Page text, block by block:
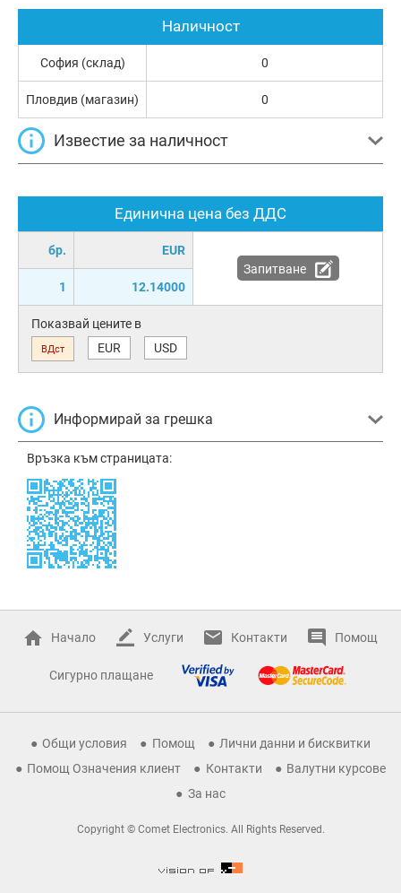
Единична цена без ДДС
бр. EUR
1 12.14000
Запитване
Показвай цените в
ВДст EUR USD
Информирай за грешка
Връзка към страницата:
Наличност
София (склад) 0
Пловдив (магазин) 0
Известие за наличност
Начало Услуги Контакти Помощ
Сигурно плащане
Общи условия Помощ
Лични данни и бисквитки
Помощ Означения клиент
Контакти
Валутни курсове
За нас
Copyright © Comet Electronics. All Rights Reserved.